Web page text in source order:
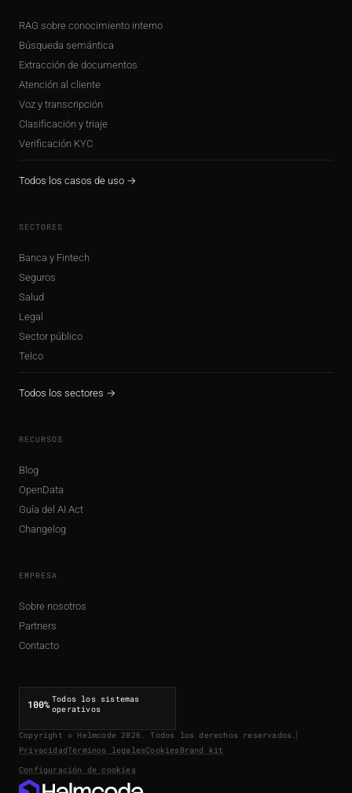
RAG sobre conocimiento interno
Búsqueda semántica
Extracción de documentos
Atención al cliente
Voz y transcripción
Clasificación y triaje
Verificación KYC
Todos los casos de uso →
SECTORES
Banca y Fintech
Seguros
Salud
Legal
Sector público
Telco
Todos los sectores →
RECURSOS
Blog
OpenData
Guía del AI Act
Changelog
EMPRESA
Sobre nosotros
Partners
Contacto
100% Todos los sistemas
operativos
Copyright © Helmcode 2026. Todos los derechos reservados.
PrivacidadTérminos legalesCookies Brand kit
Configuración de cookies